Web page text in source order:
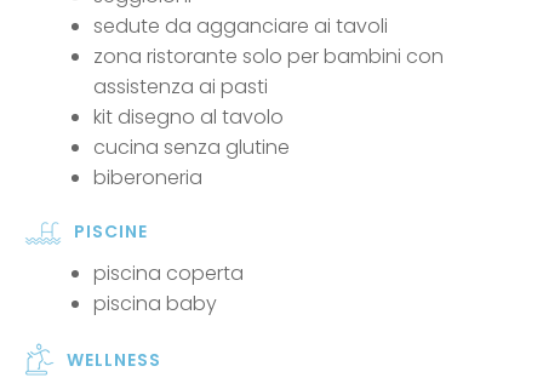
sedute da agganciare ai tavoli
zona ristorante solo per bambini con
assistenza ai pasti
kit disegno al tavolo
cucina senza glutine
biberoneria
PISCINE
piscina coperta
piscina baby
WELLNESS